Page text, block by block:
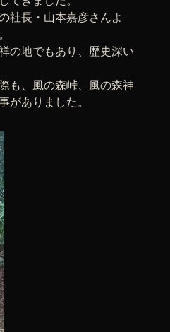
社長・山本嘉彦さんよ
の地でもあり、歴史深い
も、風の森峠、風の森神
がありました。